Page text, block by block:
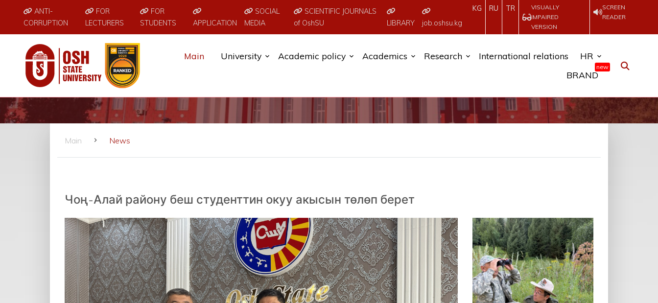
ANTI-
CORRUPTION
FOR
LECTURERS
FOR
STUDENTS
APPLICATION
SOCIAL
MEDIA
SCIENTIFIC JOURNALS
of OshSU
LIBRARY job.oshsu.kg
KG RU TR
VISUALLY
IMPAIRED
VERSION
SCREEN
READER
Main University Academic policy Academics Research International relations
HR
BRAND
new
Main News
Чоң-Алай району беш студенттин окуу акысын төлөп берет